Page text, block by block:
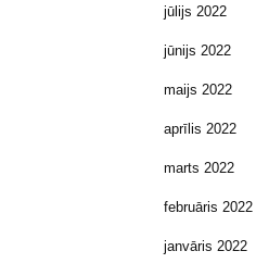
jūlijs 2022
jūnijs 2022
maijs 2022
aprīlis 2022
marts 2022
februāris 2022
janvāris 2022